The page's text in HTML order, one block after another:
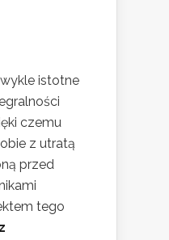
istotne
czemu
z utratą
przed
tego